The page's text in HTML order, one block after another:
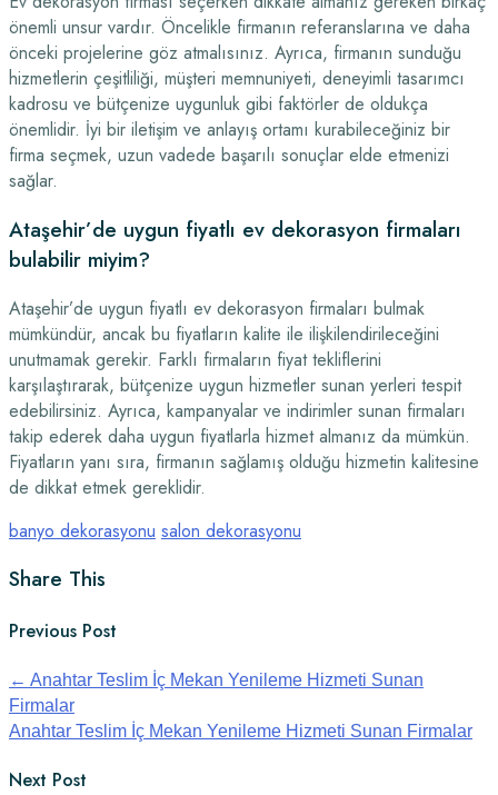
önemli unsur vardır. Öncelikle firmanın referanslarına ve daha
önceki projelerine göz atmalısınız. Ayrıca, firmanın sunduğu
hizmetlerin çeşitliliği, müşteri memnuniyeti, deneyimli tasarımcı
kadrosu ve bütçenize uygunluk gibi faktörler de oldukça
önemlidir. İyi bir iletişim ve anlayış ortamı kurabileceğiniz bir
firma seçmek, uzun vadede başarılı sonuçlar elde etmenizi
sağlar.
Ataşehir’de uygun fiyatlı ev dekorasyon firmaları
bulabilir miyim?
Ataşehir’de uygun fiyatlı ev dekorasyon firmaları bulmak
mümkündür, ancak bu fiyatların kalite ile ilişkilendirileceğini
unutmamak gerekir. Farklı firmaların fiyat tekliflerini
karşılaştırarak, bütçenize uygun hizmetler sunan yerleri tespit
edebilirsiniz. Ayrıca, kampanyalar ve indirimler sunan firmaları
takip ederek daha uygun fiyatlarla hizmet almanız da mümkün.
Fiyatların yanı sıra, firmanın sağlamış olduğu hizmetin kalitesine
de dikkat etmek gereklidir.
banyo dekorasyonu salon dekorasyonu
Share This
Previous Post
← Anahtar Teslim İç Mekan Yenileme Hizmeti Sunan
Firmalar
Anahtar Teslim İç Mekan Yenileme Hizmeti Sunan Firmalar
Next Post